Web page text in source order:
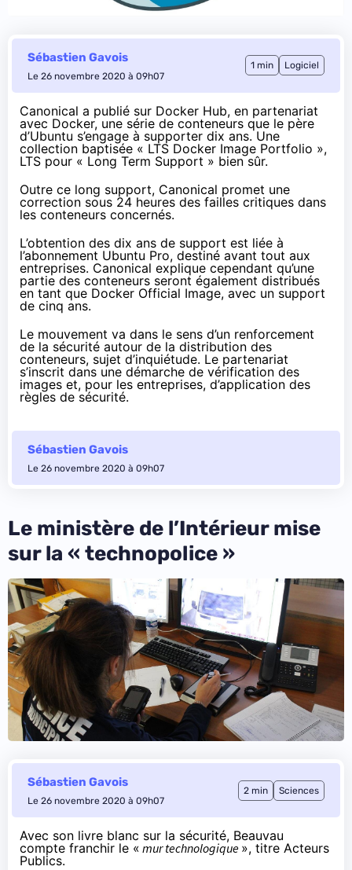
Sébastien Gavois
Le 26 novembre 2020 à 09h07
1 min Logiciel
Canonical a publié sur Docker Hub, en partenariat
avec Docker, une série de conteneurs que le père
d’Ubuntu s’engage à supporter dix ans. Une
collection baptisée « LTS Docker Image Portfolio »,
LTS pour « Long Term Support » bien sûr.
Outre ce long support, Canonical promet une
correction sous 24 heures des failles critiques dans
les conteneurs concernés.
L’obtention des dix ans de support est liée à
l’abonnement Ubuntu Pro, destiné avant tout aux
entreprises. Canonical explique cependant qu’une
partie des conteneurs seront également distribués
en tant que Docker Official Image, avec un support
de cinq ans.
Le mouvement va dans le sens d’un renforcement
de la sécurité autour de la distribution des
conteneurs, sujet d’inquiétude. Le partenariat
s’inscrit dans une démarche de vérification des
images et, pour les entreprises, d’application des
règles de sécurité.
Sébastien Gavois
Le 26 novembre 2020 à 09h07
Le ministère de l’Intérieur mise
sur la « technopolice »
Sébastien Gavois
Le 26 novembre 2020 à 09h07
2 min Sciences
Avec son livre blanc sur la sécurité, Beauvau
compte franchir le « mur technologique », titre Acteurs
Publics.